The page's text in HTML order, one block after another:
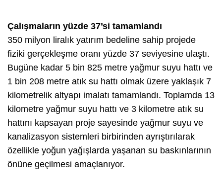
Çalışmaların yüzde 37’si tamamlandı
350 milyon liralık yatırım bedeline sahip projede
fiziki gerçekleşme oranı yüzde 37 seviyesine ulaştı.
Bugüne kadar 5 bin 825 metre yağmur suyu hattı ve
1 bin 208 metre atık su hattı olmak üzere yaklaşık 7
kilometrelik altyapı imalatı tamamlandı. Toplamda 13
kilometre yağmur suyu hattı ve 3 kilometre atık su
hattını kapsayan proje sayesinde yağmur suyu ve
kanalizasyon sistemleri birbirinden ayrıştırılarak
özellikle yoğun yağışlarda yaşanan su baskınlarının
önüne geçilmesi amaçlanıyor.